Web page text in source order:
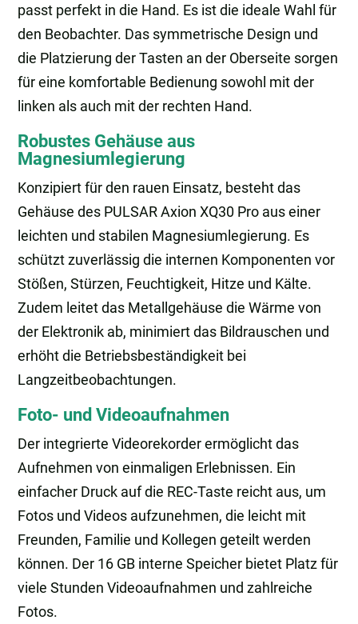
passt perfekt in die Hand. Es ist die ideale Wahl für
den Beobachter. Das symmetrische Design und
die Platzierung der Tasten an der Oberseite sorgen
für eine komfortable Bedienung sowohl mit der
linken als auch mit der rechten Hand.
Robustes Gehäuse aus
Magnesiumlegierung
Konzipiert für den rauen Einsatz, besteht das
Gehäuse des PULSAR Axion XQ30 Pro aus einer
leichten und stabilen Magnesiumlegierung. Es
schützt zuverlässig die internen Komponenten vor
Stößen, Stürzen, Feuchtigkeit, Hitze und Kälte.
Zudem leitet das Metallgehäuse die Wärme von
der Elektronik ab, minimiert das Bildrauschen und
erhöht die Betriebsbeständigkeit bei
Langzeitbeobachtungen.
Foto- und Videoaufnahmen
Der integrierte Videorekorder ermöglicht das
Aufnehmen von einmaligen Erlebnissen. Ein
einfacher Druck auf die REC-Taste reicht aus, um
Fotos und Videos aufzunehmen, die leicht mit
Freunden, Familie und Kollegen geteilt werden
können. Der 16 GB interne Speicher bietet Platz für
viele Stunden Videoaufnahmen und zahlreiche
Fotos.